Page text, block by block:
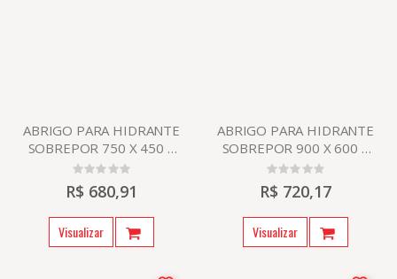
ABRIGO PARA HIDRANTE
SOBREPOR 750 X 450 X
170
R$ 680,91
Visualizar
ABRIGO PARA HIDRANTE
SOBREPOR 900 X 600 X
170
R$ 720,17
Visualizar